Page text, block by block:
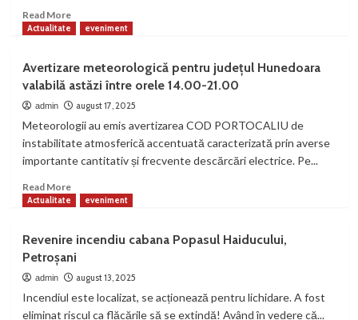
Maria:
peste
de
amenzi
aplicate
județul
Hunedoara
Read MoreRead
more
pompierilor
hunedoreni
în
urma
fenomenelor
meteo
periculoase
Actualitate eveniment
Avertizare meteorologică pentru județul Hunedoara
valabilă astăzi între orele 14.00-21.00
admin august 17, 2025
Meteorologii au emis avertizarea COD PORTOCALIU de
instabilitate atmosferică accentuată caracterizată prin averse
importante cantitativ și frecvente descărcări electrice. Pe...
Read MoreRead
more
meteorologică
pentru
județul
Hunedoara
Actualitate eveniment
Revenire incendiu cabana Popasul Haiducului,
Petroșani
admin august 13, 2025
Incendiul este localizat, se acționează pentru lichidare. A fost
eliminat riscul ca flăcările să se extindă! Având în vedere că...